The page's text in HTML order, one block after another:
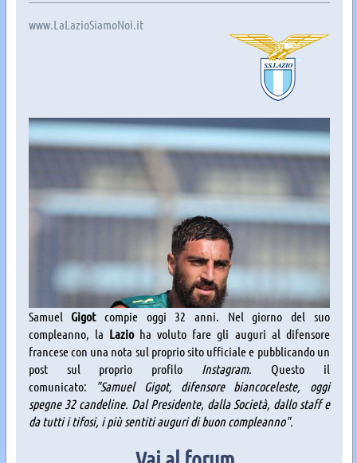
www.LaLazioSiamoNoi.it
SamuelGigotcompie oggi 32 anni. Nel giorno del suo
compleanno, la Lazio ha voluto fare gli auguri al difensore
francese con una nota sul proprio sito ufficiale e pubblicando un
post sul proprio profilo Instagram. Questo il
comunicato:
"Samuel Gigot, difensore biancoceleste, oggi
spegne 32 candeline. Dal Presidente, dalla Società, dallo staff e
da tutti i tifosi, i più sentiti auguri di buon compleanno".